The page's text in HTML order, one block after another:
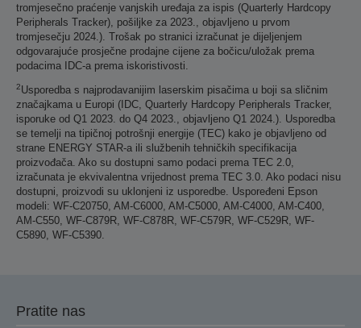
tromjesečno praćenje vanjskih uređaja za ispis (Quarterly Hardcopy
Peripherals Tracker), pošiljke za 2023., objavljeno u prvom
tromjesečju 2024.). Trošak po stranici izračunat je dijeljenjem
odgovarajuće prosječne prodajne cijene za bočicu/uložak prema
podacima IDC-a prema iskoristivosti.
2Usporedba s najprodavanijim laserskim pisačima u boji sa sličnim
značajkama u Europi (IDC, Quarterly Hardcopy Peripherals Tracker,
isporuke od Q1 2023. do Q4 2023., objavljeno Q1 2024.). Usporedba
se temelji na tipičnoj potrošnji energije (TEC) kako je objavljeno od
strane ENERGY STAR-a ili službenih tehničkih specifikacija
proizvođača. Ako su dostupni samo podaci prema TEC 2.0,
izračunata je ekvivalentna vrijednost prema TEC 3.0. Ako podaci nisu
dostupni, proizvodi su uklonjeni iz usporedbe. Uspoređeni Epson
modeli: WF-C20750, AM-C6000, AM-C5000, AM-C4000, AM-C400,
AM-C550, WF-C879R, WF-C878R, WF-C579R, WF-C529R, WF-
C5890, WF-C5390.
Pratite nas